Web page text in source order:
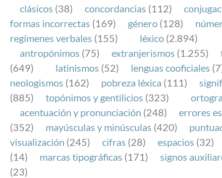
FundéuRAE es una fundación patrocinada por la
y la Real Academia Española, cuyo objetivo es
el buen uso del español en los medios de
Internet.
clásicos (38) concordancias (112)
formas incorrectas (169) género (128)
regímenes verbales (155) léxico (2.894)
antropónimos (75) extranjerismos (1.255)
(649)
latinismos (52) lenguas cooficiales
neologismos (162) pobreza léxica (111)
(885)
topónimos y gentilicios (323)
acentuación y pronunciación (248)
errores
(352)
mayúsculas y minúsculas (420)
visualización (245) cifras (28) espacios (32)
(14)
marcas tipográficas (171)
signos
(23)